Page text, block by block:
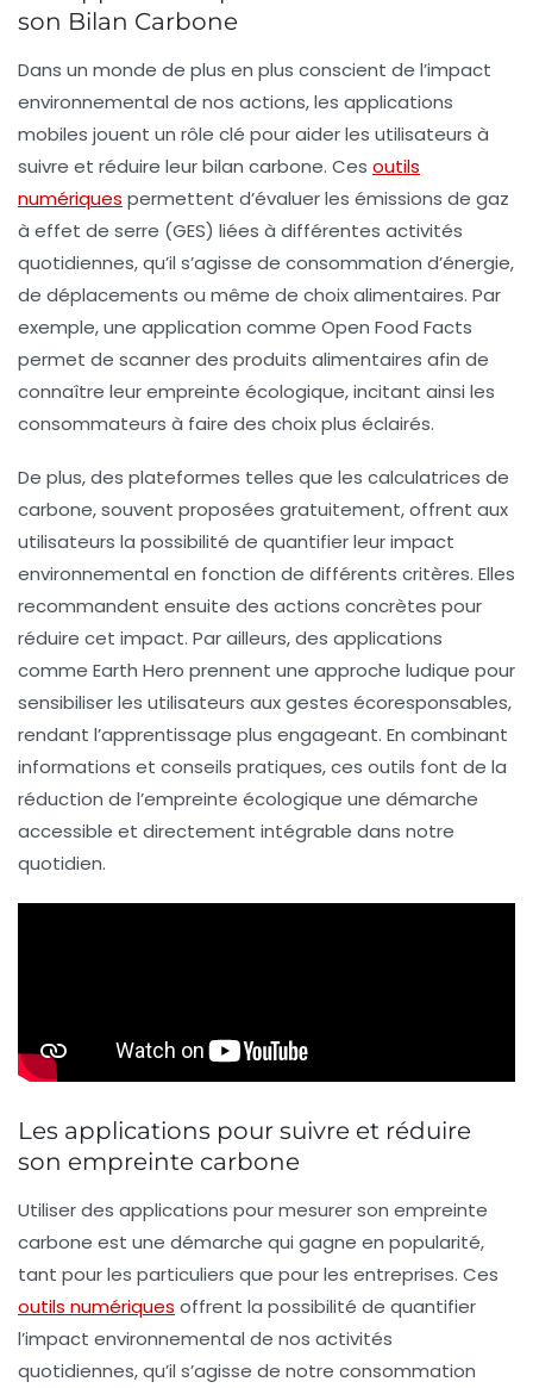
son Bilan Carbone
Dans un monde de plus en plus conscient de l’impact
environnemental de nos actions, les applications
mobiles jouent un rôle clé pour aider les utilisateurs à
suivre et réduire leurbilan carbone. Ces outils
numériques permettent d’évaluer les émissions de gaz
à effet de serre (GES) liées à différentes activités
quotidiennes, qu’il s’agisse de consommation d’énergie,
de déplacements ou même de choix alimentaires. Par
exemple, une application comme Open Food Facts
permet de scanner des produits alimentaires afin de
connaître leur empreinte écologique, incitant ainsi les
consommateurs à faire des choix plus éclairés.
De plus, des plateformes telles que les calculatrices de
carbone, souvent proposées gratuitement, offrent aux
utilisateurs la possibilité de quantifier leur impact
environnemental en fonction de différents critères. Elles
recommandent ensuite des actions concrètes pour
réduire cet impact. Par ailleurs, des applications
comme Earth Hero prennent une approche ludique pour
sensibiliser les utilisateurs aux gestes écoresponsables,
rendant l’apprentissage plus engageant. En combinant
informations et conseils pratiques, ces outils font de la
réduction de l’empreinte écologique une démarche
accessible et directement intégrable dans notre
quotidien.
Les applications pour suivre et réduire
son empreinte carbone
Utiliser des applications pour mesurer son empreinte
carbone est une démarche qui gagne en popularité,
tant pour les particuliers que pour les entreprises. Ces
outils numériques offrent la possibilité de quantifier
l’impact environnemental de nos activités
quotidiennes, qu’il s’agisse de notre consommation